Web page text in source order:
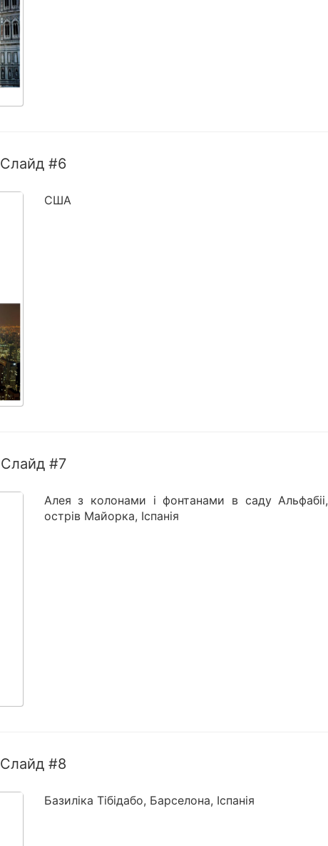
Слайд #6
США
Слайд #7
Алея з колонами і фонтанами в саду Альфабіі,
острів Майорка, Іспанія
Слайд #8
Базиліка Тібідабо, Барселона, Іспанія